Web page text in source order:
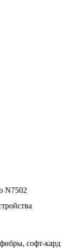
N7502
софт-кард